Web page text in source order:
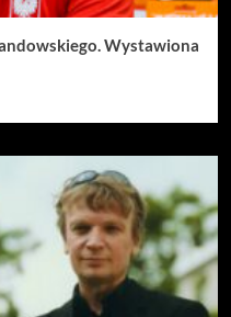
Wystawiona